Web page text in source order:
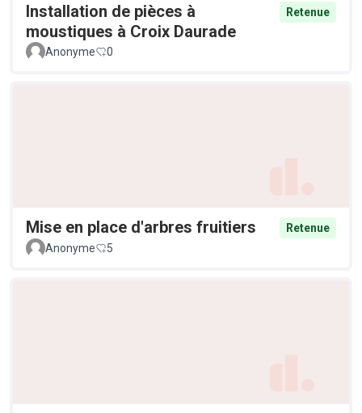
Installation de pièces à
moustiques à Croix Daurade
Retenue
Anonyme 0
Mise en place d'arbres fruitiers
Retenue
Anonyme
5